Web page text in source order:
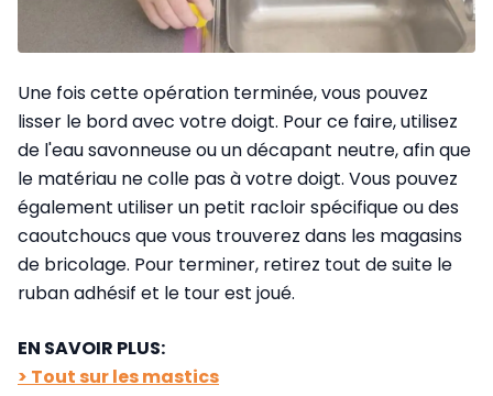
Une fois cette opération terminée, vous pouvez
lisser le bord avec votre doigt. Pour ce faire, utilisez
de l'eau savonneuse ou un décapant neutre, afin que
le matériau ne colle pas à votre doigt. Vous pouvez
également utiliser un petit racloir spécifique ou des
caoutchoucs que vous trouverez dans les magasins
de bricolage. Pour terminer, retirez tout de suite le
ruban adhésif et le tour est joué.
EN SAVOIR PLUS:
> Tout sur les mastics